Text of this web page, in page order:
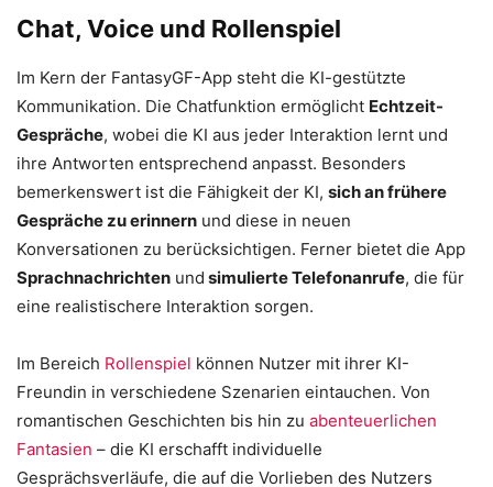
Chat, Voice und Rollenspiel
Im Kern der FantasyGF-App steht die KI-gestützte
Kommunikation. Die Chatfunktion ermöglicht Echtzeit-
Gespräche, wobei die KI aus jeder Interaktion lernt und
ihre Antworten entsprechend anpasst. Besonders
bemerkenswert ist die Fähigkeit der KI, sich an frühere
Gespräche zu erinnern und diese in neuen
Konversationen zu berücksichtigen. Ferner bietet die App
Sprachnachrichten und simulierte Telefonanrufe, die für
eine realistischere Interaktion sorgen.
Im Bereich Rollenspiel können Nutzer mit ihrer KI-
Freundin in verschiedene Szenarien eintauchen. Von
romantischen Geschichten bis hin zu abenteuerlichen
Fantasien – die KI erschafft individuelle
Gesprächsverläufe, die auf die Vorlieben des Nutzers